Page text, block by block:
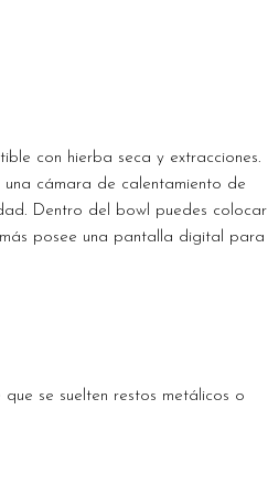
con hierba seca y extracciones.
cámara de calentamiento de
Dentro del bowl puedes colocar
posee una pantalla digital para
se suelten restos metálicos o